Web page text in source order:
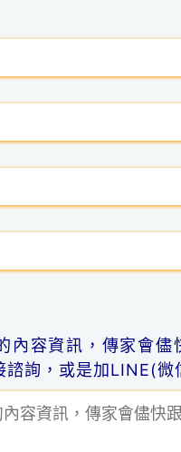
內容資訊，傳家會
諮詢，或是加LINE(微